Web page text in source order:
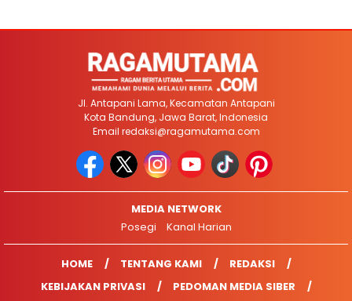
Jl. Antapani Lama, Kecamatan Antapani
Kota Bandung, Jawa Barat, Indonesia
Email redaksi@ragamutama.com
MEDIA NETWORK
Posegi
Kanal Harian
HOME TENTANG KAMI
REDAKSI
KEBIJAKAN PRIVASI
PEDOMAN MEDIA SIBER